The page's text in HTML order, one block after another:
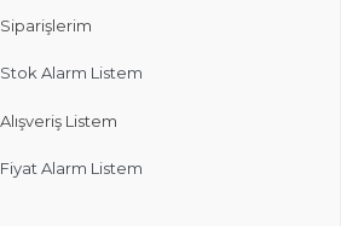
Siparişlerim
Stok Alarm Listem
Alışveriş Listem
Fiyat Alarm Listem